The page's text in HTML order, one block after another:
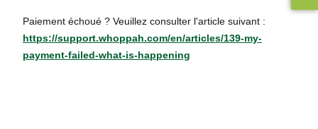
Paiement échoué ? Veuillez consulter l'article suivant :
https://support.whoppah.com/en/articles/139-my-
payment-failed-what-is-happening